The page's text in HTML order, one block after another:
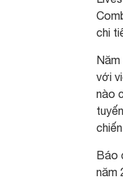
chi
với
nào
Báo
năm